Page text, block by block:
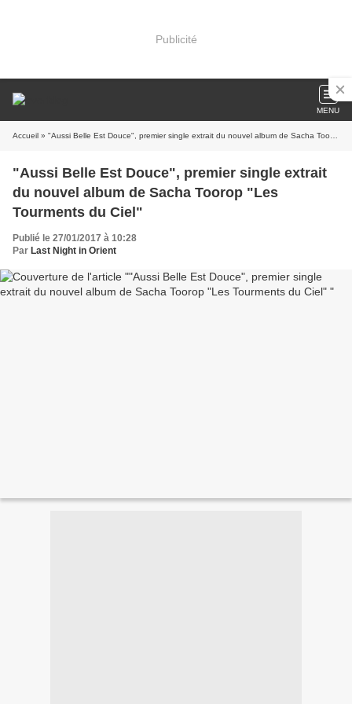
Publicité
MENU
Accueil » "Aussi Belle Est Douce", premier single extrait du nouvel album de Sacha Toorop "Les Tourments du Ciel"
"Aussi Belle Est Douce", premier single extrait
du nouvel album de Sacha Toorop "Les
Tourments du Ciel"
Publié le 27/01/2017 à 10:28
Par Last Night in Orient